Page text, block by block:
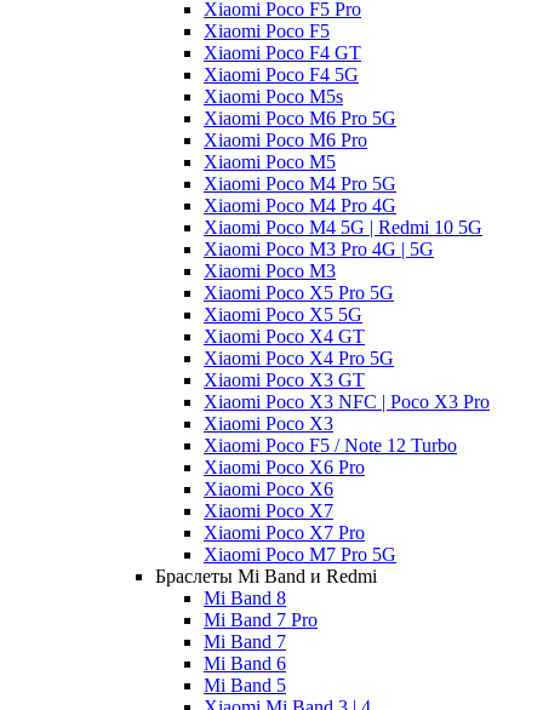
Xiaomi Poco F5 Pro
Xiaomi Poco F5
Xiaomi Poco F4 GT
Xiaomi Poco F4 5G
Xiaomi Poco M5s
Xiaomi Poco M6 Pro 5G
Xiaomi Poco M6 Pro
Xiaomi Poco M5
Xiaomi Poco M4 Pro 5G
Xiaomi Poco M4 Pro 4G
Xiaomi Poco M4 5G | Redmi 10 5G
Xiaomi Poco M3 Pro 4G | 5G
Xiaomi Poco M3
Xiaomi Poco X5 Pro 5G
Xiaomi Poco X5 5G
Xiaomi Poco X4 GT
Xiaomi Poco X4 Pro 5G
Xiaomi Poco X3 GT
Xiaomi Poco X3 NFC | Poco X3 Pro
Xiaomi Poco X3
Xiaomi Poco F5 / Note 12 Turbo
Xiaomi Poco X6 Pro
Xiaomi Poco X6
Xiaomi Poco X7
Xiaomi Poco X7 Pro
Xiaomi Poco M7 Pro 5G
Браслеты Mi Band и Redmi
Mi Band 8
Mi Band 7 Pro
Mi Band 7
Mi Band 6
Mi Band 5